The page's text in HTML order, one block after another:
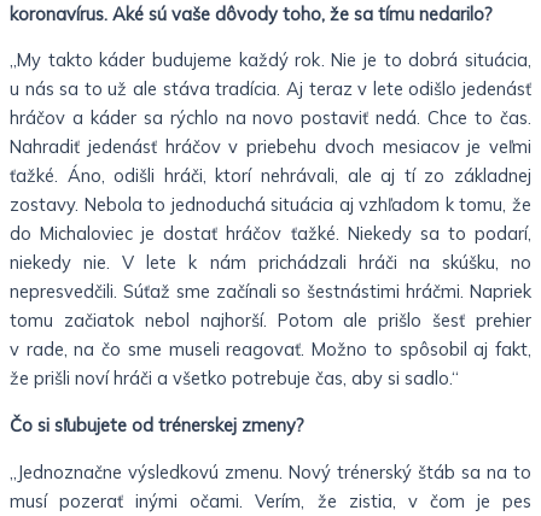
koronavírus. Aké sú vaše dôvody toho, že sa tímu nedarilo?
„My takto káder budujeme každý rok. Nie je to dobrá situácia,
u nás sa to už ale stáva tradícia. Aj teraz v lete odišlo jedenásť
hráčov a káder sa rýchlo na novo postaviť nedá. Chce to čas.
Nahradiť jedenásť hráčov v priebehu dvoch mesiacov je veľmi
ťažké. Áno, odišli hráči, ktorí nehrávali, ale aj tí zo základnej
zostavy. Nebola to jednoduchá situácia aj vzhľadom k tomu, že
do Michaloviec je dostať hráčov ťažké. Niekedy sa to podarí,
niekedy nie. V lete k nám prichádzali hráči na skúšku, no
nepresvedčili. Súťaž sme začínali so šestnástimi hráčmi. Napriek
tomu začiatok nebol najhorší. Potom ale prišlo šesť prehier
v rade, na čo sme museli reagovať. Možno to spôsobil aj fakt,
že prišli noví hráči a všetko potrebuje čas, aby si sadlo.“
Čo si sľubujete od trénerskej zmeny?
„Jednoznačne výsledkovú zmenu. Nový trénerský štáb sa na to
musí pozerať inými očami. Verím, že zistia, v čom je pes